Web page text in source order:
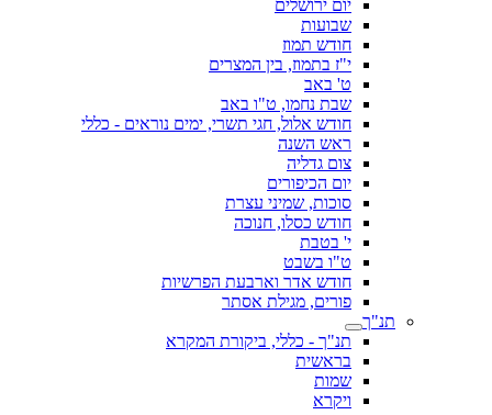
יום ירושלים
שבועות
חודש תמוז
י"ז בתמוז, בין המצרים
ט' באב
שבת נחמו, ט"ו באב
חודש אלול, חגי תשרי, ימים נוראים - כללי
ראש השנה
צום גדליה
יום הכיפורים
סוכות, שמיני עצרת
חודש כסלו, חנוכה
י' בטבת
ט"ו בשבט
חודש אדר וארבעת הפרשיות
פורים, מגילת אסתר
תנ"ך
תנ"ך - כללי, ביקורת המקרא
בראשית
שמות
ויקרא